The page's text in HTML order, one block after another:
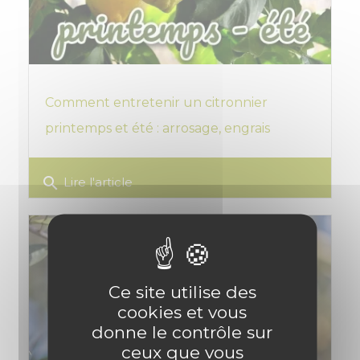
Comment entretenir un citronnier
printemps et été : arrosage, engrais
search Lire l'article
Ce site utilise des
cookies et vous
donne le contrôle sur
ceux que vous